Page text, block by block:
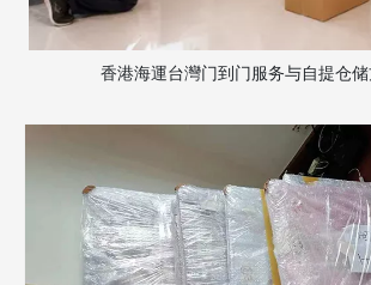
香港海運台灣门到门服务与自提仓